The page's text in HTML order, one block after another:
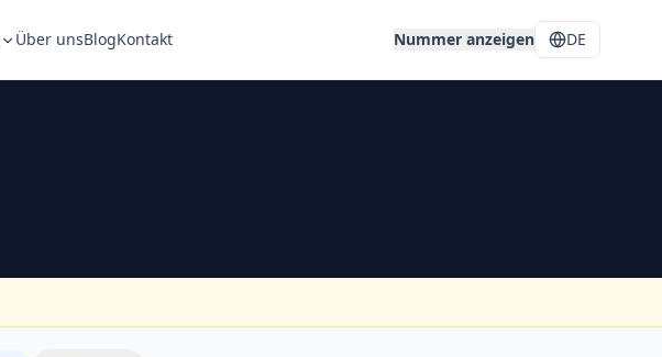
Über unsBlogKontakt Nummer anzeigen DE